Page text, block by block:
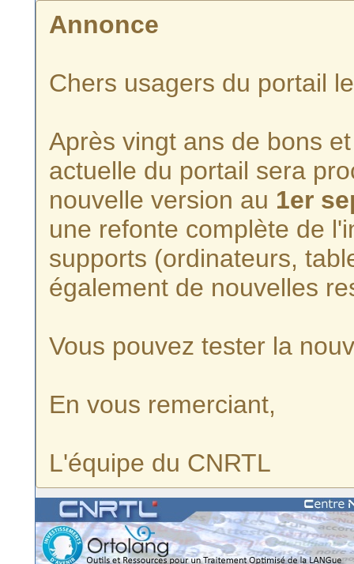
Annonce
Chers usagers du portail
Après vingt ans de bons
actuelle du portail sera
nouvelle version au 1er
une refonte complète de
supports (ordinateurs,
également de nouvelles
Vous pouvez tester la
En vous remerciant,
L'équipe du CNRTL